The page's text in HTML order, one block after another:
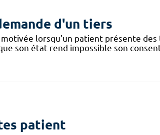
d'un tiers
motivée lorsqu'un patient présente
son état rend impossible son
patient